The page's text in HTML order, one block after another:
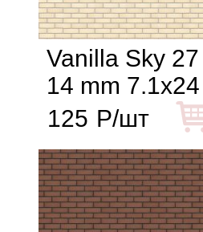
Vanilla Sky 27
14 mm 7.1x24
125 Р/шт